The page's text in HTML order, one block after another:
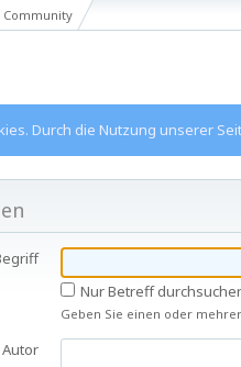
Durch die Nutzung unserer
Nur Betreff
Geben Sie einen oder